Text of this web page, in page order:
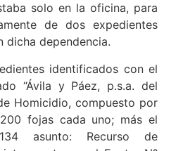
solo en la oficina, para
de dos expedientes
dicha dependencia.
identificados con el
“Ávila y Páez, p.s.a. del
Homicidio, compuesto por
fojas cada uno; más el
asunto: Recurso de